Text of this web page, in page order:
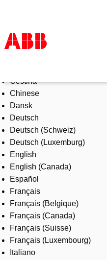
Products & Solutions
Industries
Services
About us
Where to buy
Contact us
Careers
Čeština
Chinese
Dansk
Deutsch
Deutsch (Schweiz)
Deutsch (Luxemburg)
English
English (Canada)
Español
Français
Français (Belgique)
Français (Canada)
Français (Suisse)
Français (Luxembourg)
Italiano